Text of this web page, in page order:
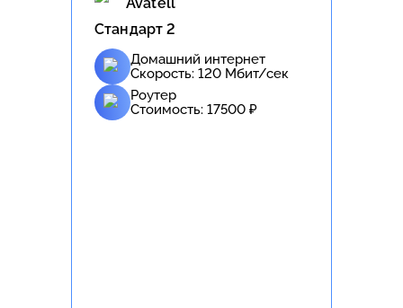
Avatell
Стандарт 2
Домашний интернет
Скорость: 120 Мбит/сек
Роутер
Стоимость: 17500 ₽